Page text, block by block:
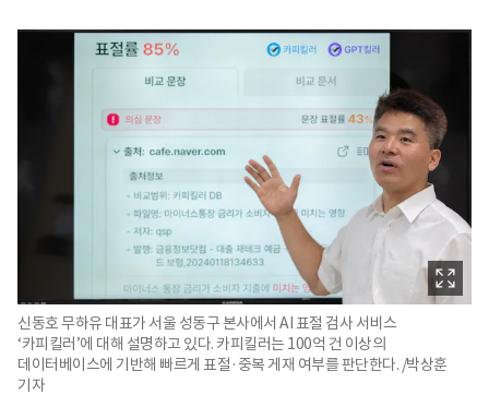
신동호 무하유 대표가 서울 성동구 본사에서 AI 표절 검사 서비스
‘카피킬러’에 대해 설명하고 있다. 카피킬러는 100억 건 이상의
데이터베이스에 기반해 빠르게 표절·중복 게재 여부를 판단한다. /박상훈
기자